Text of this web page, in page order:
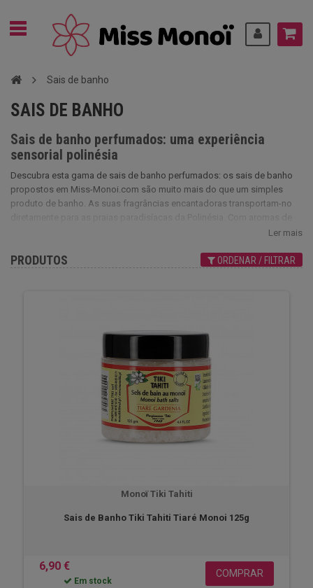
Sais de banho
SAIS DE BANHO
Sais de banho perfumados: uma experiência
sensorial polinésia
Descubra esta gama de sais de banho perfumados: os sais de banho
propostos em Miss-Monoi.com são muito mais do que um simples
produto de banho. As suas fragrâncias encantadoras transportam-no
Ler mais
PRODUTOS ORDENAR / FILTRAR
Monoï Tiki Tahiti
Sais de Banho Tiki Tahiti Tiaré Monoi 125g
6,90 €
Em stock
COMPRAR